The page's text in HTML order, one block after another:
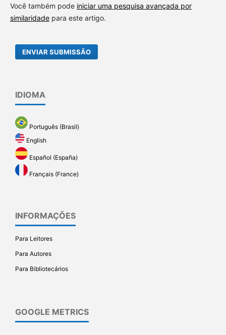
Você também pode iniciar uma pesquisa avançada por
similaridadepara este artigo.
ENVIAR SUBMISSÃO
IDIOMA
Português (Brasil)
English
Español (España)
Français (France)
INFORMAÇÕES
Para Leitores
Para Autores
Para Bibliotecários
GOOGLE METRICS